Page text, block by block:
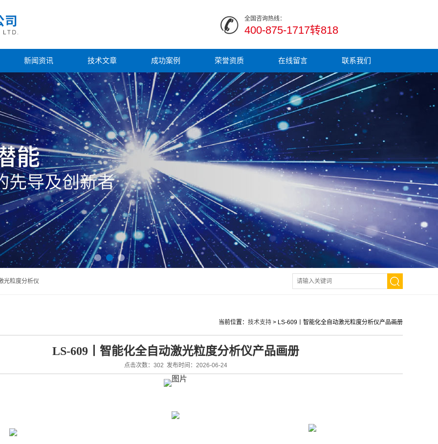
全国咨询热线：
400-875-1717转818
新闻资讯 技术文章 成功案例 荣誉资质 在线留言 联系我们
光粒度分析仪
当前位置： 技术支持 > LS-609丨智能化全自动激光粒度分析仪产品画册
LS-609丨智能化全自动激光粒度分析仪产品画册
点击次数：302 发布时间：2026-06-24